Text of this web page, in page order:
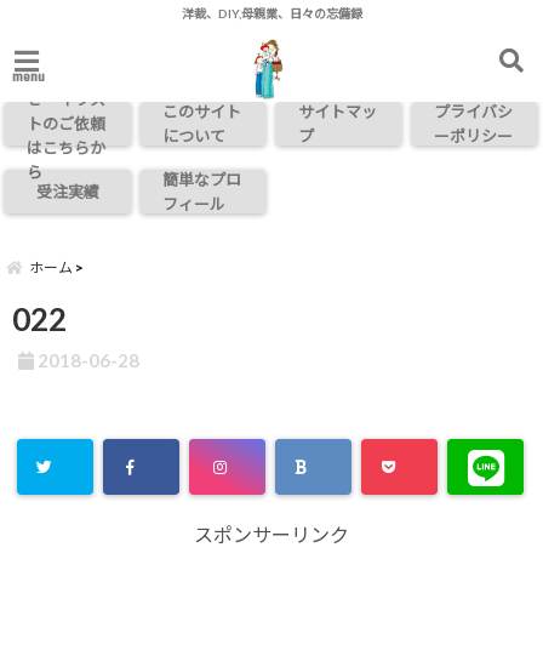
洋裁、DIY,母親業、日々の忘備録
menuお問い合わ
せ・イラス
トのご依頼
はこちらか
ら
このサイト
について
サイトマッ
プ
プライバシ
ーポリシー
受注実績
簡単なプロ
フィール
ホーム
022
2018-06-28
スポンサーリンク